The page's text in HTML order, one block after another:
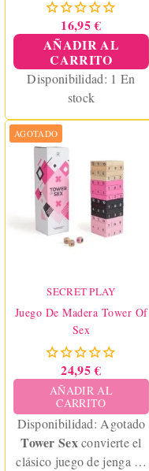
16,95 €
AÑADIR AL
CARRITO
Disponibilidad: 1 En
stock
AGOTADO
SECRET PLAY
Juego De Madera Tower Of
Sex
24,95 €
AÑADIR AL
CARRITO
Disponibilidad: Agotado
Tower Sexconvierte el
clásico juego de jenga en